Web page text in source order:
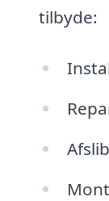
tilbyde: